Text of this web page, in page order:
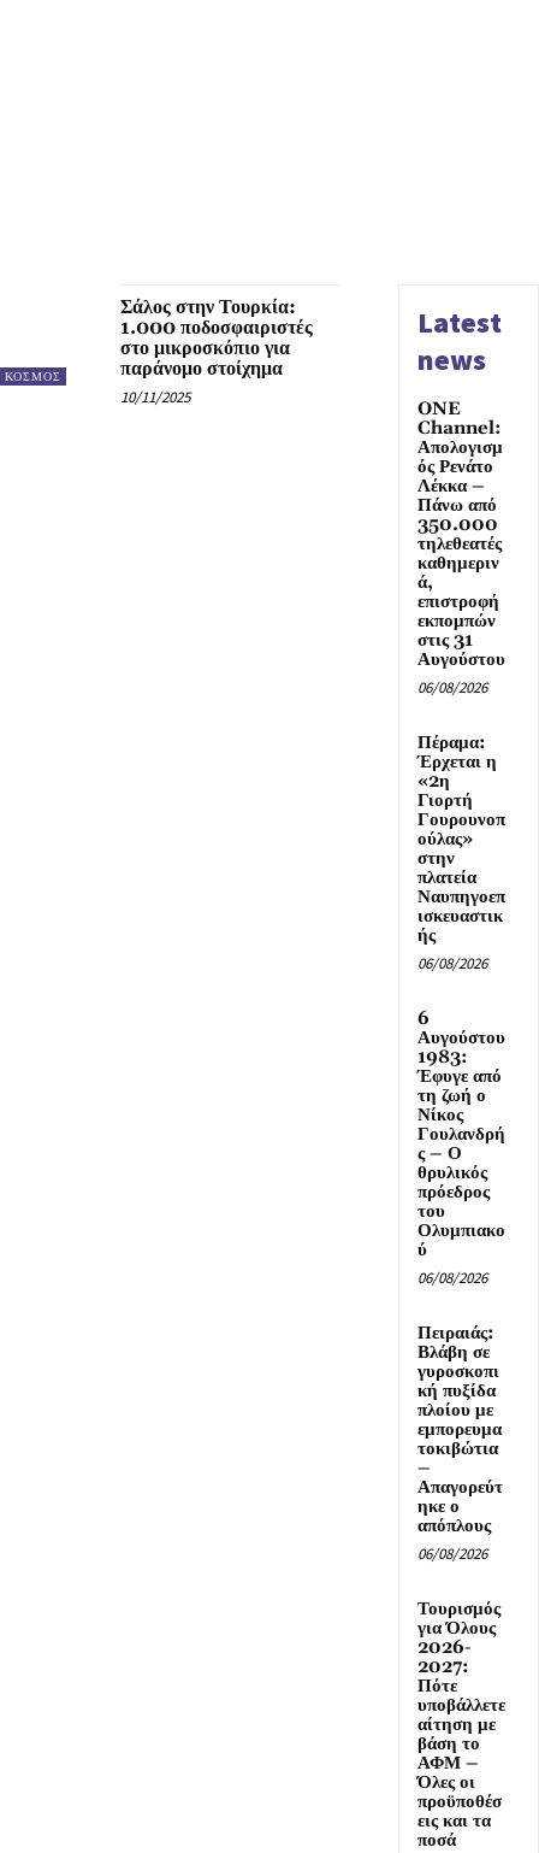
ΚΟΣΜΟΣ
Σάλος στην Τουρκία:
1.000 ποδοσφαιριστές
στο μικροσκόπιο για
παράνομο στοίχημα
10/11/2025
Latest
news
ONE
Channel:
Απολογισμ
ός Ρενάτο
Λέκκα –
Πάνω από
350.000
τηλεθεατές
καθημεριν
ά,
επιστροφή
εκπομπών
στις 31
Αυγούστου
06/08/2026
Πέραμα:
Έρχεται η
«2η
Γιορτή
Γουρουνοπ
ούλας»
στην
πλατεία
Ναυπηγοεπ
ισκευαστικ
ής
06/08/2026
6
Αυγούστου
1983:
Έφυγε από
τη ζωή ο
Νίκος
Γουλανδρή
ς – Ο
θρυλικός
πρόεδρος
του
Ολυμπιακο
ύ
06/08/2026
Πειραιάς:
Βλάβη σε
γυροσκοπι
κή πυξίδα
πλοίου με
εμπορευμα
τοκιβώτια
–
Απαγορεύτ
ηκε ο
απόπλους
06/08/2026
Τουρισμός
για Όλους
2026-
2027:
Πότε
υποβάλλετε
αίτηση με
βάση το
ΑΦΜ –
Όλες οι
προϋποθέσ
εις και τα
ποσά